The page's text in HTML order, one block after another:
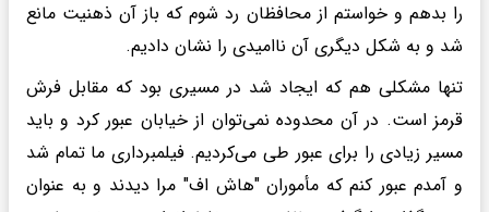
را بدهم و خواستم از محافظان رد شوم که باز آن ذهنیت مانع
شد و به شکل‌ دیگری آن ناامیدی را نشان دادیم.
تنها مشکلی هم که ایجاد شد در مسیری بود که مقابل فرش
قرمز است. در آن محدوده نمی‌توان از خیابان عبور کرد و باید
مسیر زیادی را برای عبور طی می‌کردیم. فیلمبرداری ما تمام شد
و آمدم عبور کنم که مأموران‌ "هاش اف" مرا دیدند و به عنوان